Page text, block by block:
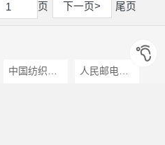
1
1
页 下一页> 尾页